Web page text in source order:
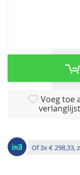
Ga
Voeg toe
verlanglijst
Of 3x € 298,33,